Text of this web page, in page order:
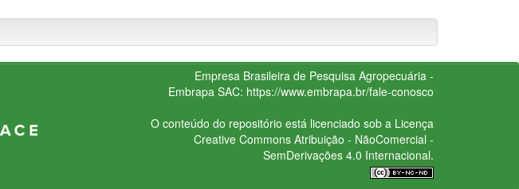
Empresa Brasileira de Pesquisa Agropecuária -
Embrapa SAC: https://www.embrapa.br/fale-conosco
O conteúdo do repositório está licenciado sob a Licença
Creative CommonsAtribuição - NãoComercial -
SemDerivações 4.0 Internacional.